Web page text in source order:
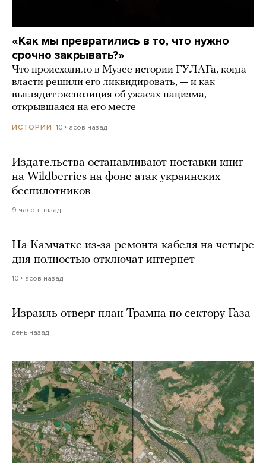
«Как мы превратились в то, что нужно
срочно закрывать?»
Что происходило в Музее истории ГУЛАГа, когда
власти решили его ликвидировать, — и как
выглядит экспозиция об ужасах нацизма,
открывшаяся на его месте
ИСТОРИИ 10 часов назад
Издательства останавливают поставки книг
на Wildberries на фоне атак украинских
беспилотников
9 часов назад
На Камчатке из-за ремонта кабеля на четыре
дня полностью отключат интернет
10 часов назад
Израиль отверг план Трампа по сектору Газа
день назад